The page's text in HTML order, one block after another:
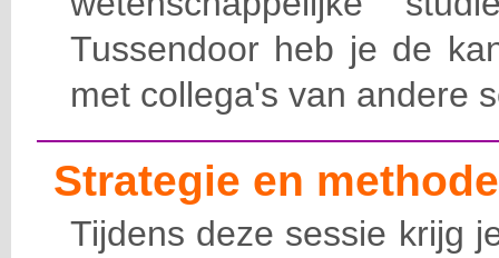
Tussendoor heb je de
met collega's van andere
Strategie en
Tijdens deze sessie krijg